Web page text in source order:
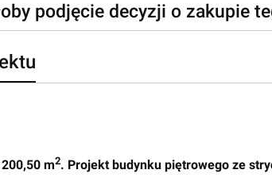
podjęcie decyzji o zakupie
m2. Projekt budynku piętrowego ze